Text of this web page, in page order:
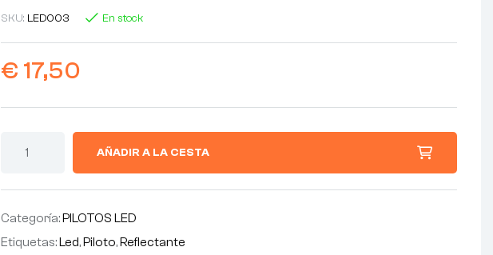
SKU: LED003 En stock
€ 17,50
AÑADIR A LA CESTA
Categoría:PILOTOS LED
Etiquetas:Led,Piloto,Reflectante